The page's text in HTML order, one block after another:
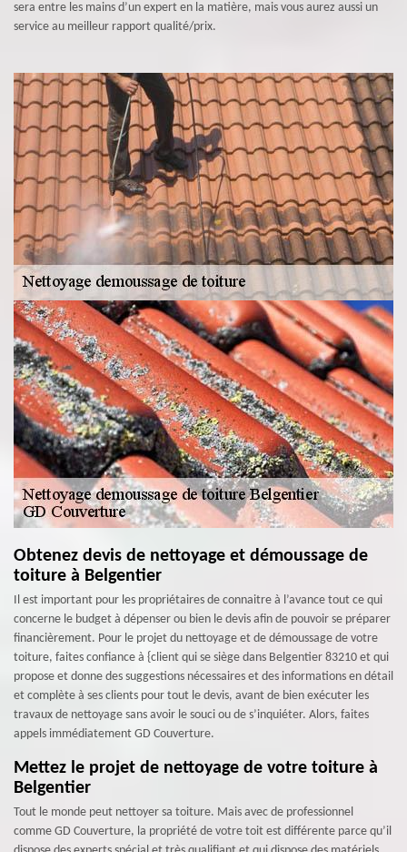
sera entre les mains d’un expert en la matière, mais vous aurez aussi un
service au meilleur rapport qualité/prix.
Obtenez devis de nettoyage et démoussage de
toiture à Belgentier
Il est important pour les propriétaires de connaitre à l’avance tout ce qui
concerne le budget à dépenser ou bien le devis afin de pouvoir se préparer
financièrement. Pour le projet du nettoyage et de démoussage de votre
toiture, faites confiance à {client qui se siège dans Belgentier 83210 et qui
propose et donne des suggestions nécessaires et des informations en détail
et complète à ses clients pour tout le devis, avant de bien exécuter les
travaux de nettoyage sans avoir le souci ou de s’inquiéter. Alors, faites
appels immédiatement GD Couverture.
Mettez le projet de nettoyage de votre toiture à
Belgentier
Tout le monde peut nettoyer sa toiture. Mais avec de professionnel
comme GD Couverture, la propriété de votre toit est différente parce qu’il